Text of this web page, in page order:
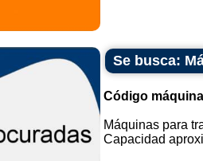
Se busca:
Código
Máquinas para
Capacidad